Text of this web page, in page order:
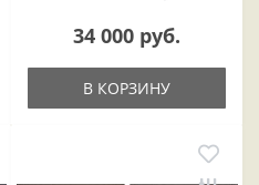
34 000 руб.
В КОРЗИНУ